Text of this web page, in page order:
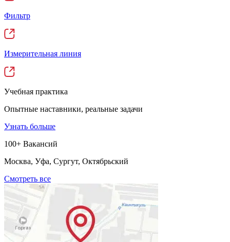
Фильтр
Измерительная линия
Учебная практика
Опытные наставники, реальные задачи
Узнать больше
100+ Вакансий
Москва, Уфа, Сургут, Октябрьский
Смотреть все